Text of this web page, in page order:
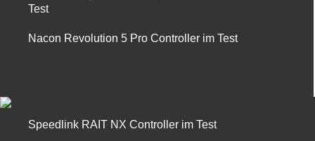
Test
Nacon Revolution 5 Pro Controller im Test
Speedlink RAIT NX Controller im Test